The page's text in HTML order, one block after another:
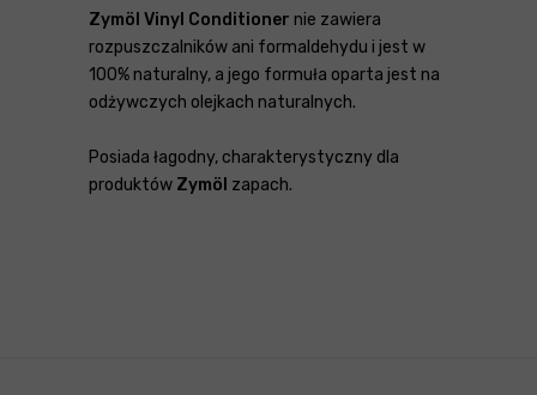
Zymöl Vinyl Conditioner nie zawiera
rozpuszczalników ani formaldehydu i jest w
100% naturalny, a jego formuła oparta jest na
odżywczych olejkach naturalnych.
Posiada łagodny, charakterystyczny dla
produktów Zymöl zapach.